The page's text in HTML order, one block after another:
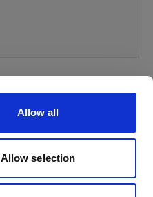
Allow all
Allow selection